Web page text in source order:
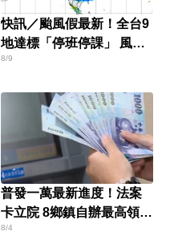
快訊／颱風假最新！全台9
地達標「停班停課」 風雨
預測一次看
8/9
普發一萬最新進度！法案
卡立院 8鄉鎮自辦最高領1
萬
8/4